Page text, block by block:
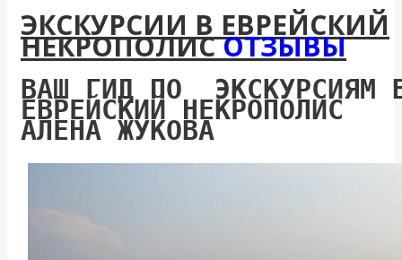
ЭКСКУРСИИ В ЕВРЕЙСКИЙ
НЕКРОПОЛИСОТЗЫВЫ
ВАШ ГИД ПО ЭКСКУРСИЯМ
ЕВРЕЙСКИЙ НЕКРОПОЛИС
АЛЕНА ЖУКОВА